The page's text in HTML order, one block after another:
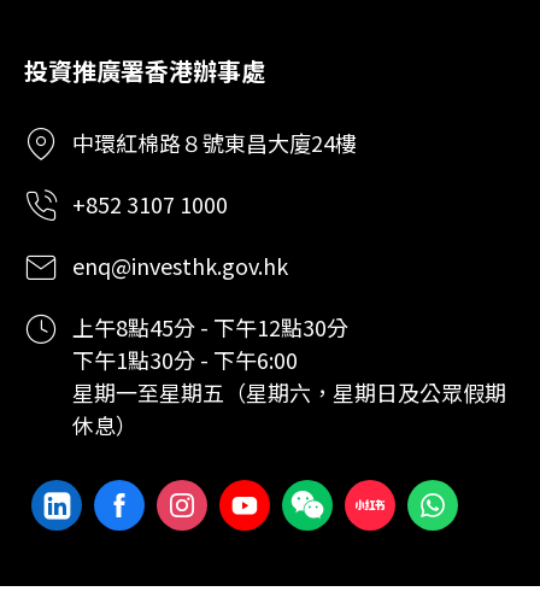
投資推廣署香港辦事處
中環紅棉路８號東昌大廈24樓
+852 3107 1000
enq@investhk.gov.hk
上午8點45分 - 下午12點30分
下午1點30分 - 下午6:00
星期一至星期五（星期六，星期日及公眾假期
休息）